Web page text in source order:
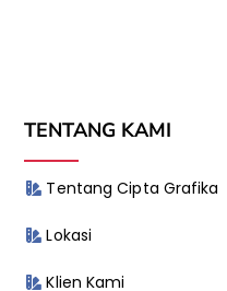
TENTANG KAMI
Tentang Cipta Grafika
Lokasi
Klien Kami